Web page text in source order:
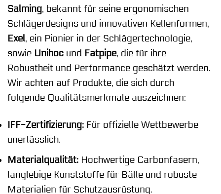
Salming, bekannt für seine ergonomischen
Schlägerdesigns und innovativen Kellenformen,
Exel, ein Pionier in der Schlägertechnologie,
sowie Unihoc und Fatpipe, die für ihre
Robustheit und Performance geschätzt werden.
Wir achten auf Produkte, die sich durch
folgende Qualitätsmerkmale auszeichnen:
IFF-Zertifizierung: Für offizielle Wettbewerbe
unerlässlich.
Materialqualität: Hochwertige Carbonfasern,
langlebige Kunststoffe für Bälle und robuste
Materialien für Schutzausrüstung.